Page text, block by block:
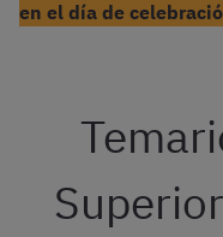
en el día de